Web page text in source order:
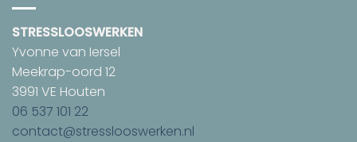
STRESSLOOSWERKEN
Yvonne van Iersel
Meekrap-oord 12
3991 VE Houten
06 537 101 22
contact@stresslooswerken.nl